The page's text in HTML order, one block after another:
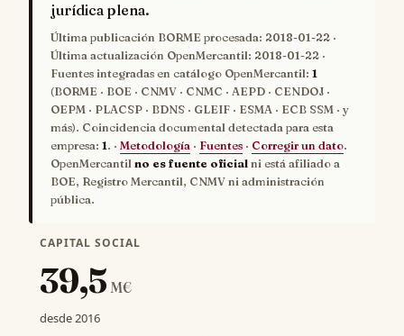
jurídica plena.
Última publicación BORME procesada: 2018-01-22 ·
Última actualización OpenMercantil: 2018-01-22 ·
Fuentes integradas en catálogo OpenMercantil: 1
(BORME · BOE · CNMV · CNMC · AEPD · CENDOJ ·
OEPM · PLACSP · BDNS · GLEIF · ESMA · ECB SSM · y
más). Coincidencia documental detectada para esta
empresa: 1. · Metodología · Fuentes · Corregir un dato.
OpenMercantil no es fuente oficial ni está afiliado a
BOE, Registro Mercantil, CNMV ni administración
pública.
CAPITAL SOCIAL
39,5 M€
desde 2016